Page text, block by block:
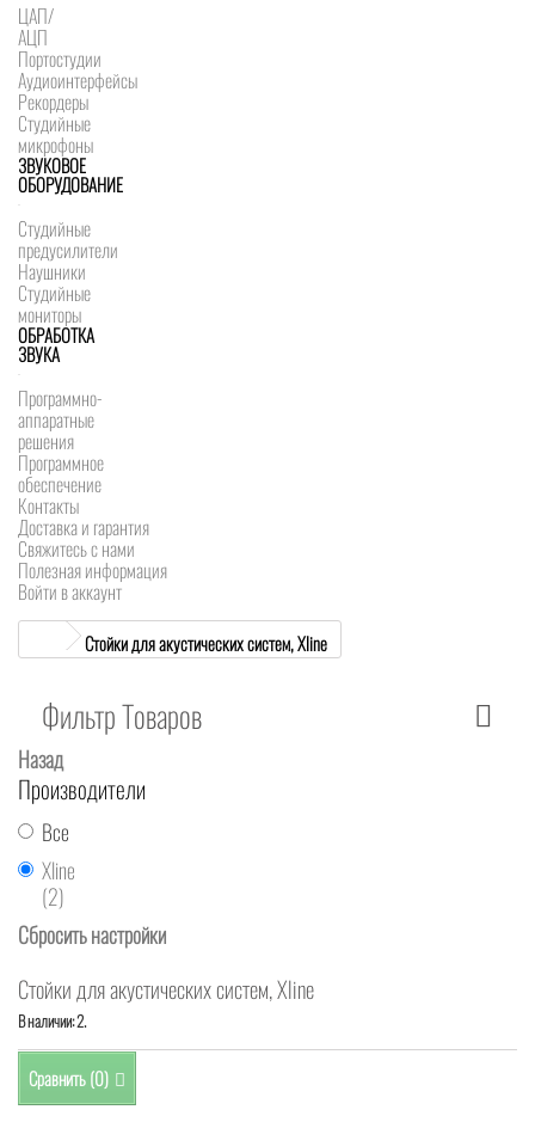
ЦАП/
АЦП
Портостудии
Аудиоинтерфейсы
Рекордеры
Студийные
микрофоны
ЗВУКОВОЕ
ОБОРУДОВАНИЕ
Студийные
предусилители
Наушники
Студийные
мониторы
ОБРАБОТКА
ЗВУКА
Программно-
аппаратные
решения
Программное
обеспечение
Контакты
Доставка и гарантия
Свяжитесь с нами
Полезная информация
Войти в аккаунт
Стойки для акустических систем, Xline
Фильтр Товаров
Назад
Производители
Все
Xline
(2)
Сбросить настройки
Стойки для акустических систем, Xline
В наличии: 2.
Сравнить (0)